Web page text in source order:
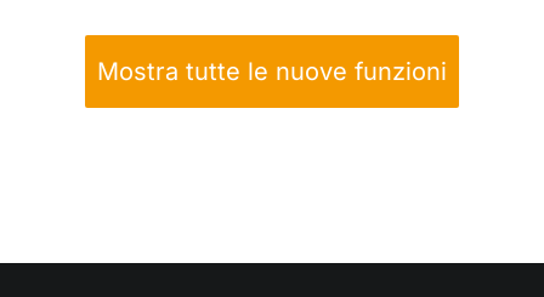
Mostra tutte le nuove funzioni